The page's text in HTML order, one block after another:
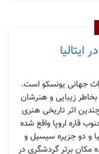
جهانی یونسکو است.
زیبایی و هنرشان
اثر تاریخی هنری
قاره اروپا واقع شده
و دو جزیره سیسیل و
مکان برتر گردشگری در